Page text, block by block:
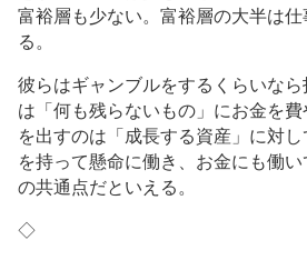
富裕層も少ない。富裕層の大半は
る。
彼らはギャンブルをするくらいな
は「何も残らないもの」にお金を
を出すのは「成長する資産」に対
を持って懸命に働き、お金にも働
の共通点だといえる。
◇